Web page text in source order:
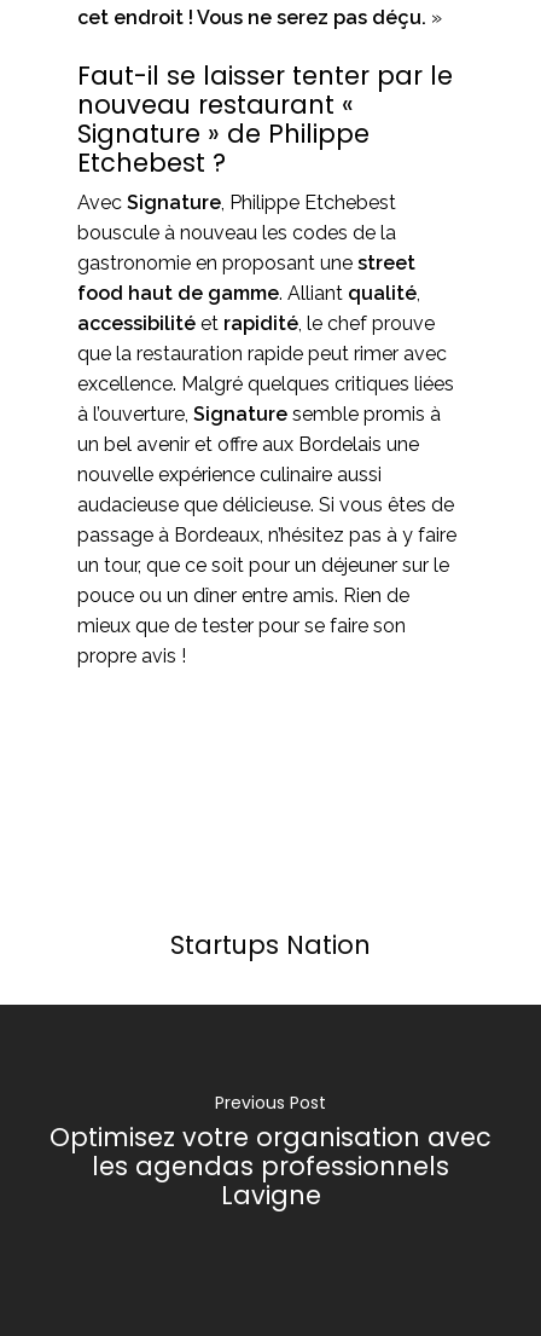
cet endroit ! Vous ne serez pas déçu. »
Faut-il se laisser tenter par le
nouveau restaurant «
Signature » de Philippe
Etchebest ?
Avec Signature, Philippe Etchebest
bouscule à nouveau les codes de la
gastronomie en proposant une street
food haut de gamme. Alliant qualité,
accessibilité et rapidité, le chef prouve
que la restauration rapide peut rimer avec
excellence. Malgré quelques critiques liées
à l’ouverture, Signature semble promis à
un bel avenir et offre aux Bordelais une
nouvelle expérience culinaire aussi
audacieuse que délicieuse. Si vous êtes de
passage à Bordeaux, n’hésitez pas à y faire
un tour, que ce soit pour un déjeuner sur le
pouce ou un dîner entre amis. Rien de
mieux que de tester pour se faire son
propre avis !
Startups Nation
Previous Post
Optimisez votre organisation avec
les agendas professionnels
Lavigne